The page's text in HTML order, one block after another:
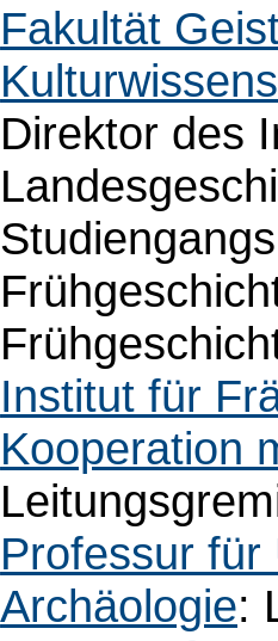
Fakultät
Direktor des
Institut für
Kooperation
Professur für
Archäologie: